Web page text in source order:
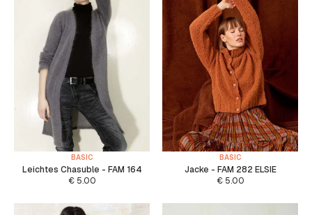
BASIC
Leichtes Chasuble - FAM 164
€5.00
BASIC
Jacke - FAM 282 ELSIE
€5.00